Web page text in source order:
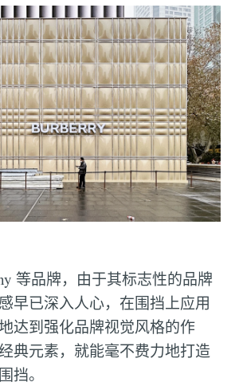
等品牌，由于其标志性的品牌
早已深入人心，在围挡上应用
达到强化品牌视觉风格的作
典元素，就能毫不费力地打造
挡。